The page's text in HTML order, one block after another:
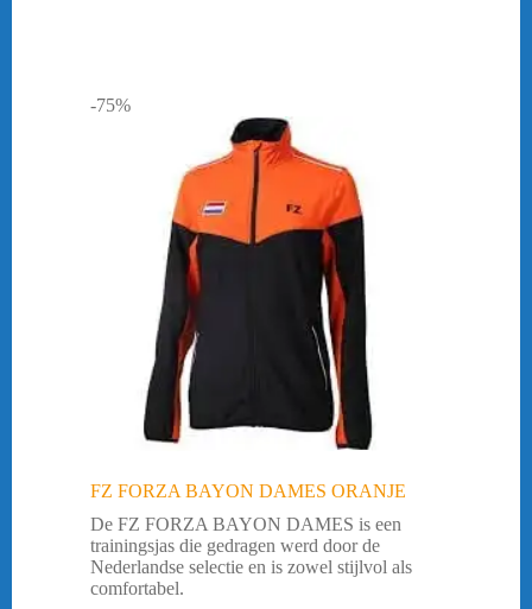
-75%
FZ FORZA BAYON DAMES ORANJE
De FZ FORZA BAYON DAMES is een
trainingsjas die gedragen werd door de
Nederlandse selectie en is zowel stijlvol als
comfortabel.